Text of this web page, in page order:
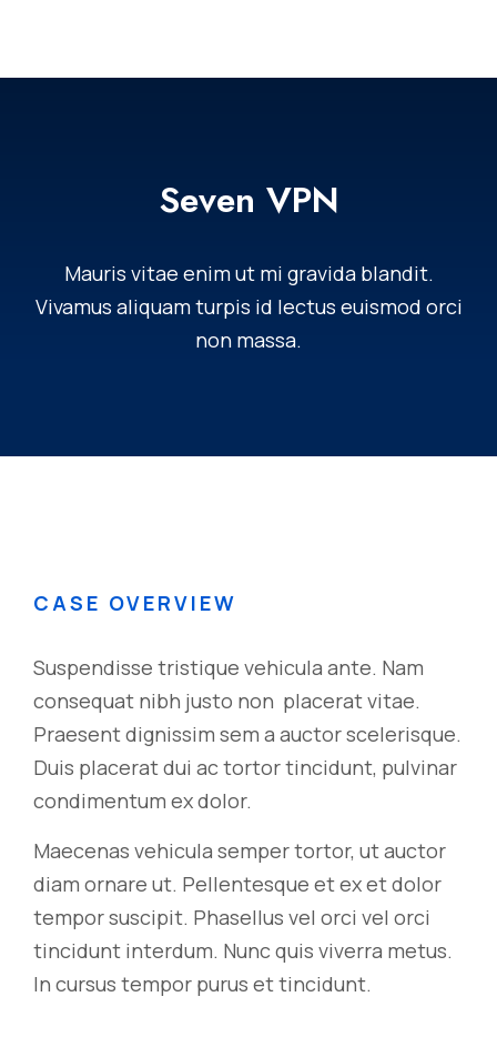
Seven VPN
Mauris vitae enim ut mi gravida blandit.
Vivamus aliquam turpis id lectus euismod orci
non massa.
CASE OVERVIEW
Suspendisse tristique vehicula ante. Nam
consequat nibh justo non placerat vitae.
Praesent dignissim sem a auctor scelerisque.
Duis placerat dui ac tortor tincidunt, pulvinar
condimentum ex dolor.
Maecenas vehicula semper tortor, ut auctor
diam ornare ut. Pellentesque et ex et dolor
tempor suscipit. Phasellus vel orci vel orci
tincidunt interdum. Nunc quis viverra metus.
In cursus tempor purus et tincidunt.